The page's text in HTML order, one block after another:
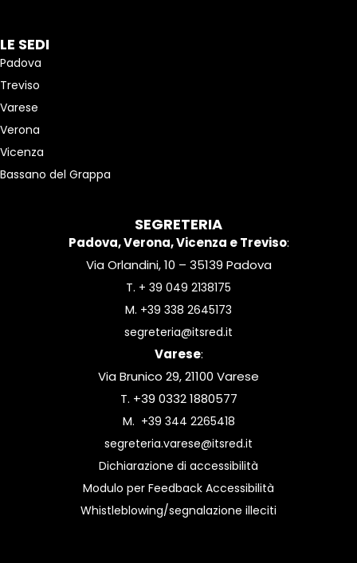
LE SEDI
Padova
Treviso
Varese
Verona
Vicenza
Bassano del Grappa
SEGRETERIA
Padova, Verona, Vicenza e Treviso:
Via Orlandini, 10 – 35139 Padova
T. + 39 049 2138175
M. +39 338 2645173
segreteria@itsred.it
Varese:
Via Brunico 29, 21100 Varese
T. +39 0332 1880577
M. +39 344 2265418
segreteria.varese@itsred.it
Dichiarazione di accessibilità
Modulo per Feedback Accessibilità
Whistleblowing/segnalazione illeciti